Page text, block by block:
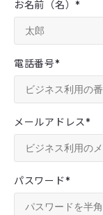
お名前（名）*
電話番号*
メールアドレス*
パスワード*